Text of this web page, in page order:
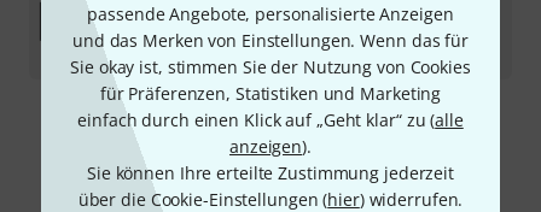
passende Angebote, personalisierte Anzeigen
und das Merken von Einstellungen. Wenn das für
Sie okay ist, stimmen Sie der Nutzung von Cookies
für Präferenzen, Statistiken und Marketing
einfach durch einen Klick auf „Geht klar“ zu (alle
anzeigen).
Sie können Ihre erteilte Zustimmung jederzeit
über die Cookie-Einstellungen (hier) widerrufen.
Download-Lizenz
100CHF
Kostenloser Versand ab 199 CHF
Alle Preise inkl. MwSt.